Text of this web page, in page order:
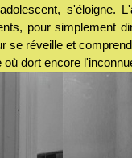
s'éloigne.
pour simplement
se réveille et
dort encore